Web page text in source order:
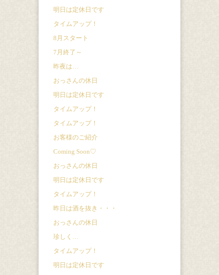
明日は定休日です
タイムアップ！
8月スタート
7月終了～
昨夜は…
おっさんの休日
明日は定休日です
タイムアップ！
タイムアップ！
お客様のご紹介
Coming Soon♡
おっさんの休日
明日は定休日です
タイムアップ！
昨日は酒を抜き・・・
おっさんの休日
珍しく…
タイムアップ！
明日は定休日です